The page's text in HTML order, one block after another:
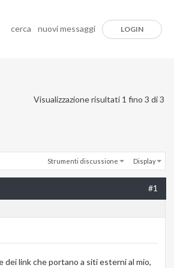
cerca nuovi messaggi LOGIN
Visualizzazione risultati 1 fino 3 di 3
Strumenti discussione Display
#1
link che portano a siti esterni al mio,